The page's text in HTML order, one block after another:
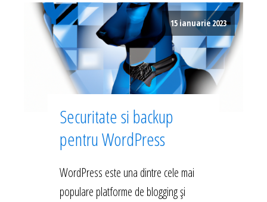
15 ianuarie 2023
Securitate si backup
pentru WordPress
WordPress este una dintre cele mai
populare platforme de blogging și